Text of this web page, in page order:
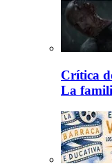
Crítica
La